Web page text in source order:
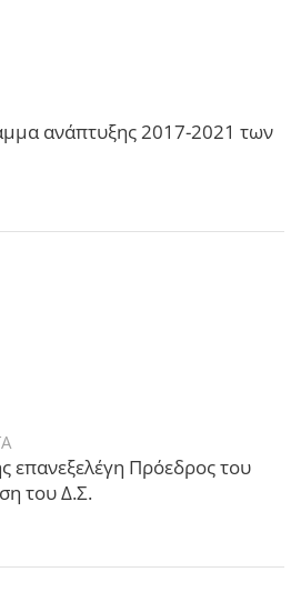
ανάπτυξης 2017-2021 των
επανεξελέγη Πρόεδρος του
του Δ.Σ.